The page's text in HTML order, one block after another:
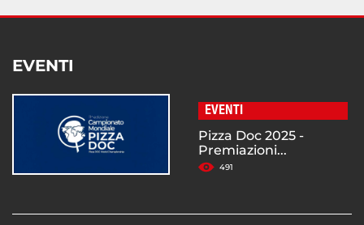
EVENTI
EVENTI
Pizza Doc 2025 -
Premiazioni...
491